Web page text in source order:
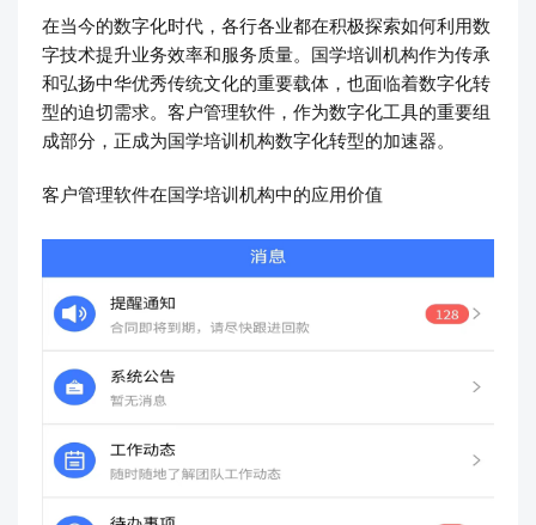
在当今的数字化时代，各行各业都在积极探索如何利用数
字技术提升业务效率和服务质量。国学培训机构作为传承
和弘扬中华优秀传统文化的重要载体，也面临着数字化转
型的迫切需求。客户管理软件，作为数字化工具的重要组
成部分，正成为国学培训机构数字化转型的加速器。
客户管理软件在国学培训机构中的应用价值